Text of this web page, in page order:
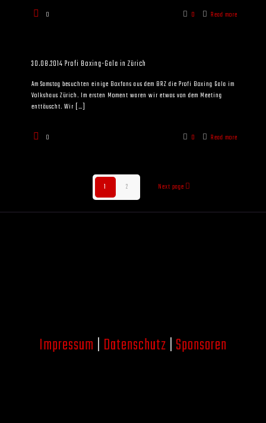
0 0 Read more
30.08.2014 Profi Boxing-Gala in Zürich
Am Samstag besuchten einige Boxfans aus dem BRZ die Profi Boxing Gala im
Volkshaus Zürich. Im ersten Moment waren wir etwas von dem Meeting
enttäuscht. Wir […]
0 0 Read more
1 2 Next page
Impressum | Datenschutz | Sponsoren